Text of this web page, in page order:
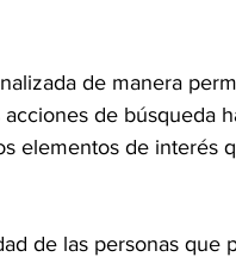
de manera
de búsqueda
elementos de interés
de las personas que